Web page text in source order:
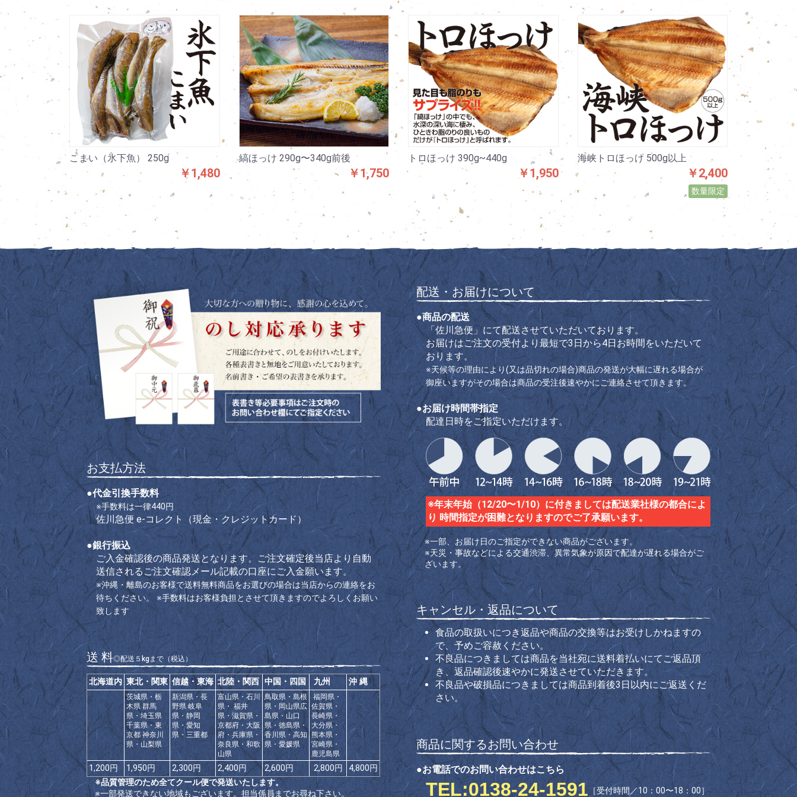
こまい（氷下魚） 250g
￥1,480
縞ほっけ 290g〜340g前後
￥1,750
トロほっけ 390g~440g
￥1,950
海峡トロほっけ 500g以上
￥2,400
数量限定
お支払方法
●代金引換手数料
※手数料は一律440円
佐川急便 e-コレクト（現金・クレジットカード）
●銀行振込
ご入金確認後の商品発送となります。ご注文確定後当店より自動
送信されるご注文確認メール記載の口座にご入金願います。
※沖縄・離島のお客様で送料無料商品をお選びの場合は当店からの連絡をお
待ちください。
※手数料はお客様負担とさせて頂きますのでよろしくお願い
致します
送 料◎配送５kgまで（税込）
北海道内 東北・関東 信越・東海 北陸・関西 中国・四国 九州 沖 縄
茨城県・栃
木県 群馬
県・埼玉県
千葉県・東
京都 神奈川
県・山梨県
新潟県・長
野県 岐阜
県・静岡
県・愛知
県・三重都
富山県・石川
県・ 福井
県・滋賀県・
京都府・大阪
府・兵庫県・
奈良県・和歌
山県
鳥取県・島根
県・岡山県広
島県・山口
県・徳島県・
香川県・高知
県・愛媛県
福岡県・
佐賀県・
長崎県・
大分県・
熊本県・
宮崎県・
鹿児島県
1,200円 1,950円 2,300円 2,400円 2,600円 2,800円 4,800円
※品質管理のため全てクール便で発送いたします。
※一部発送できない地域もございます。担当係員までお尋ね下さい。
配送・お届けについて
●商品の配送
「佐川急便」にて配送させていただいております。
お届けはご注文の受付より最短で3日から4日お時間をいただいて
おります。
※天候等の理由により(又は品切れの場合)商品の発送が大幅に遅れる場合が
御座いますがその場合は商品の受注後速やかにご連絡させて頂きます。
●お届け時間帯指定
配達日時をご指定いただけます。
※年末年始（12/20〜1/10）に付きましては配送業社様の都合によ
り 時間指定が困難となりますのでご了承願います。
※一部、お届け日のご指定ができない商品がございます。
※天災・事故などによる交通渋滞、異常気象が原因で配達が遅れる場合がご
ざいます。
キャンセル・返品について
食品の取扱いにつき返品や商品の交換等はお受けしかねますの
で、予めご容赦ください。
不良品につきましては商品を当社宛に送料着払いにてご返品頂
き、返品確認後速やかに発送させていただきます。
不良品や破損品につきましては商品到着後3日以内にご返送くだ
さい。
商品に関するお問い合わせ
●お電話でのお問い合わせはこちら
TEL:0138-24-1591 ［受付時間／10：00〜18：00］